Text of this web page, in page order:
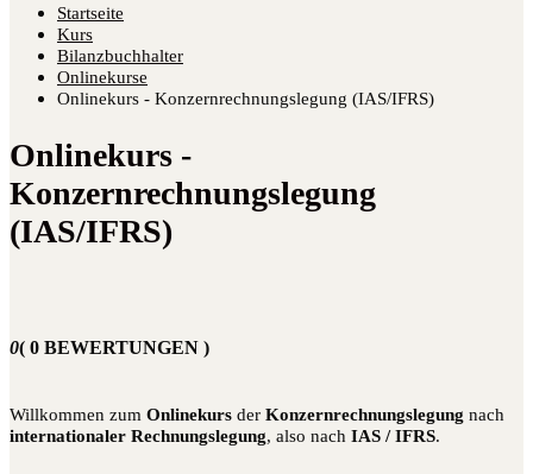
Startseite
Kurs
Bilanzbuchhalter
Onlinekurse
Onlinekurs - Konzernrechnungslegung (IAS/IFRS)
Onlinekurs -
Konzernrechnungslegung
(IAS/IFRS)
0( 0 BEWERTUNGEN )
Will­kom­men zum Online­kurs der Kon­zern­rech­nungs­le­gung nach
inter­na­tio­na­ler Rech­nungs­le­gung, also nach IAS / IFRS.